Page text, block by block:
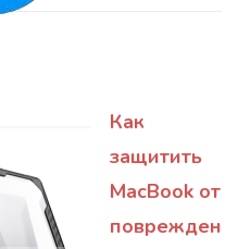
Как
защитить
MacBook от
поврежден